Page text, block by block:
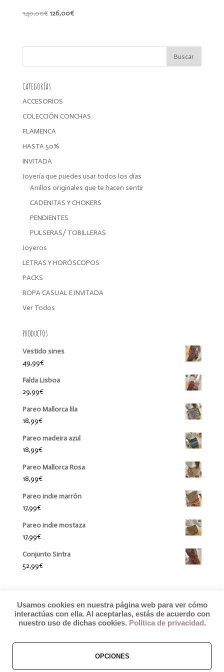
140,00€El
era:
126,00€El
es:
Categorías
ACCESORIOS
COLECCIÓN CONCHAS
FLAMENCA
HASTA 50%
INVITADA
Joyería que puedes usar todos los días
Anillos originales que te hacen sentir
CADENITAS Y CHOKERS
PENDIENTES
PULSERAS/ TOBILLERAS
Joyeros
LETRAS Y HORÓSCOPOS
PACKS
ROPA CASUAL E INVITADA
Ver Todos
Productos
Vestido sines
49,99€
Falda Lisboa
29,99€
Pareo Mallorca lila
18,99€
Pareo madeira azul
18,99€
Pareo Mallorca Rosa
18,99€
Pareo indie marrón
17,99€
Pareo indie mostaza
17,99€
Conjunto Sintra
52,99€
© 2019 by Débora Colette
Usamos cookies en nuestra página web para ver cómo
interactúas con ella. Al aceptarlas, estás de acuerdo con
nuestro uso de dichas cookies. Política de privacidad .
OPCIONES